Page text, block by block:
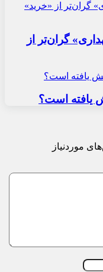
گران‌تر از
یافته است؟
موردنیاز